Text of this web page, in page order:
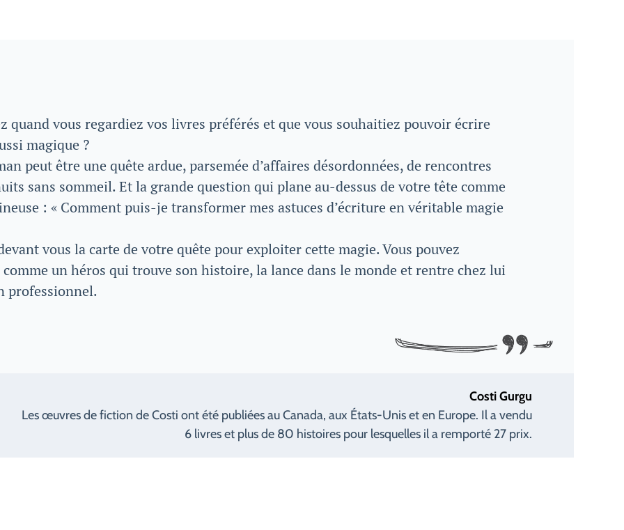
quand vous regardiez vos livres préférés et que vous souhaitiez pouvoir écrire
magique ?
peut être une quête ardue, parsemée d’affaires désordonnées, de rencontres
sans sommeil. Et la grande question qui plane au-dessus de votre tête comme
: « Comment puis-je transformer mes astuces d’écriture en véritable magie
vous la carte de votre quête pour exploiter cette magie. Vous pouvez
un héros qui trouve son histoire, la lance dans le monde et rentre chez lui
professionnel.
Costi Gurgu
Les œuvres de fiction de Costi ont été publiées au Canada, aux États-Unis et en Europe. Il a vendu
6 livres et plus de 80 histoires pour lesquelles il a remporté 27 prix.